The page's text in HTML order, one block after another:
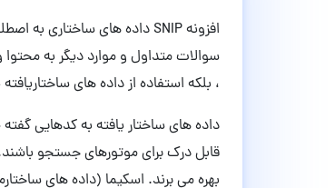
سوالات متداول و موارد دیگر به
، بلکه استفاده از داده های
داده های ساختار یافته به کدهایی
قابل درک برای موتورهای جستجو
بهره می برند. اسکیما (داده های